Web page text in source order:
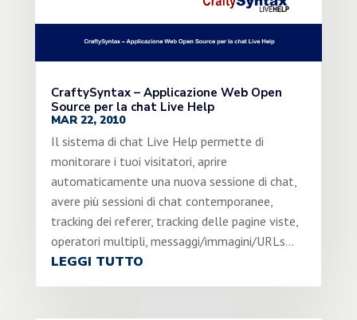
CraftySyntax – Applicazione Web Open
Source per la chat Live Help
MAR 22, 2010
Il sistema di chat Live Help permette di
monitorare i tuoi visitatori, aprire
automaticamente una nuova sessione di chat,
avere più sessioni di chat contemporanee,
tracking dei referer, tracking delle pagine viste,
operatori multipli, messaggi/immagini/URLs...
LEGGI TUTTO